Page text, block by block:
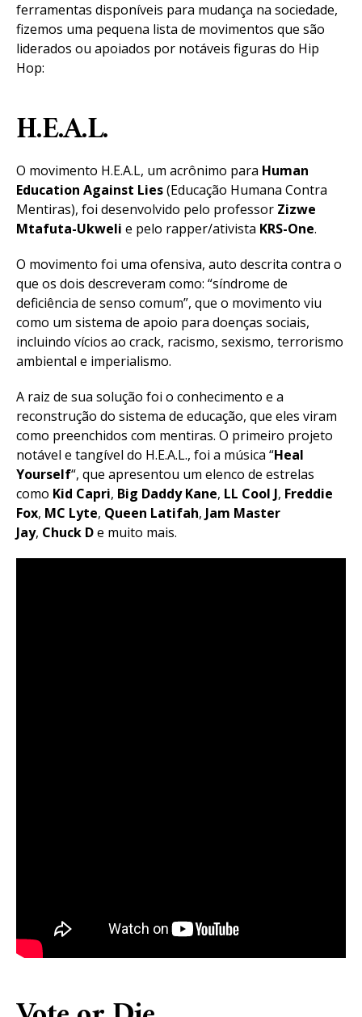
ferramentas disponíveis para mudança na sociedade,
fizemos uma pequena lista de movimentos que são
liderados ou apoiados por notáveis figuras do Hip
Hop:
H.E.A.L.
O movimento H.E.A.L, um acrônimo para Human
Education Against Lies(Educação Humana Contra
Mentiras), foi desenvolvido pelo professor Zizwe
Mtafuta-Ukweli e pelo rapper/ativista KRS-One.
O movimento foi uma ofensiva, auto descrita contra o
que os dois descreveram como: “síndrome de
deficiência de senso comum”, que o movimento viu
como um sistema de apoio para doenças sociais,
incluindo vícios ao crack, racismo, sexismo, terrorismo
ambiental e imperialismo.
A raiz de sua solução foi o conhecimento e a
reconstrução do sistema de educação, que eles viram
como preenchidos com mentiras. O primeiro projeto
notável e tangível do H.E.A.L., foi a música “Heal
Yourself“, que apresentou um elenco de estrelas
como Kid Capri, Big Daddy Kane, LL Cool J, Freddie
Fox, MC Lyte, Queen Latifah, Jam Master
Jay, Chuck De muito mais.